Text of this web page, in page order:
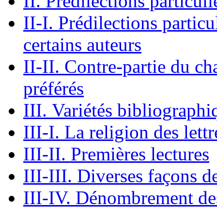
II-I. Prédilections
certains auteurs
II-II. Contre-partie du
préférés
III. Variétés
III-I. La religion des
III-II. Premières lectures
III-III. Diverses façons
III-IV. Dénombrement